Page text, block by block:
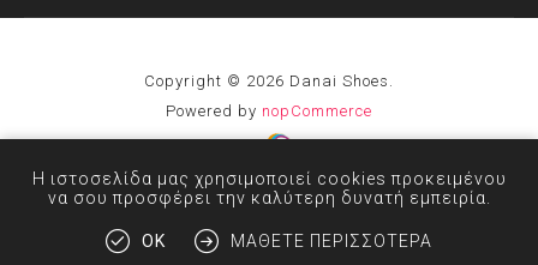
Copyright © 2026 Danai Shoes.
Powered by nopCommerce
Η ιστοσελίδα μας χρησιμοποιεί cookies προκειμένου
να σου προσφέρει την καλύτερη δυνατή εμπειρία.
OK ΜΆΘΕΤΕ ΠΕΡΙΣΣΌΤΕΡΑ